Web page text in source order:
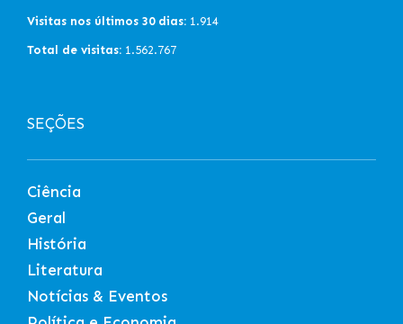
Visitas nos últimos 30 dias: 1.914
Total de visitas: 1.562.767
SEÇÕES
Ciência
Geral
História
Literatura
Notícias & Eventos